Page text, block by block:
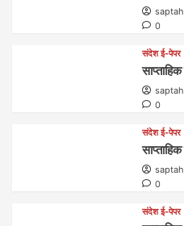
0
संदेश ई-पेपर
0
संदेश ई-पेपर
0
संदेश ई-पेपर